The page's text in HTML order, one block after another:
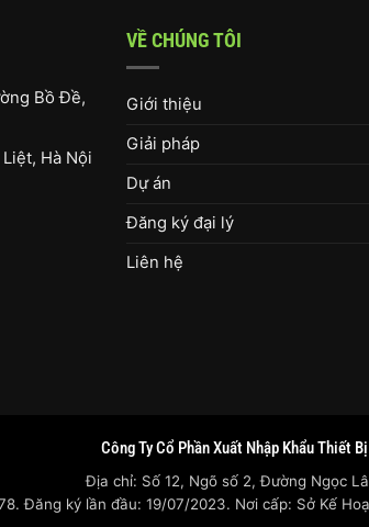
Bồ Đề,
Hà Nội
VỀ CHÚNG TÔI
Giới thiệu
Giải pháp
Dự án
Đăng ký đại lý
Liên hệ
Công Ty Cổ Phần Xuất Nhập Khẩu Thiết
Địa chỉ: Số 12, Ngõ số 2, Đường Ngọc
Đăng ký lần đầu: 19/07/2023. Nơi cấp: Sở Kế